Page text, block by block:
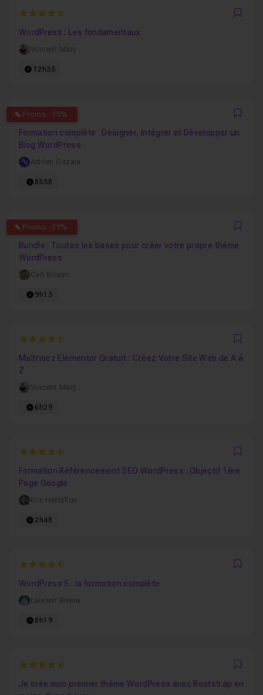
4.875
WordPress : Les fondamentaux
Vincent Mary
12h35
Promo -25%
5
Formation complète : Designer, Intégrer et Développer un
Blog WordPress
Adrien Gazaix
8h38
Promo -29%
5
Bundle : Toutes les bases pour créer votre propre thème
WordPress
Carl Brison
9h13
4.8333333333333
Maîtrisez Elementor Gratuit : Créez Votre Site Web de A à
Z
Vincent Mary
6h29
4.75
Formation Référencement SEO WordPress : Objectif 1ère
Page Google
Eric Herbillon
2h48
4.2727272727273
WordPress 5 : la formation complète
Laurent Briere
8h19
4.6666666666667
Je crée mon premier thème WordPress avec Bootstrap en